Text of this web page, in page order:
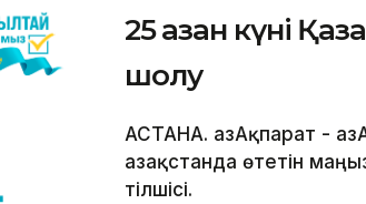
25 қазан күні
шолу
АСТАНА. ҚазАқпарат -
Қазақстанда өтетін
тілшісі.